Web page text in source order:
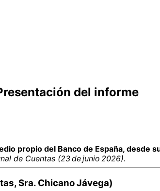
del informe
propio del Banco de España, desde
de Cuentas (23 de junio 2026).
Sra. Chicano Jávega)